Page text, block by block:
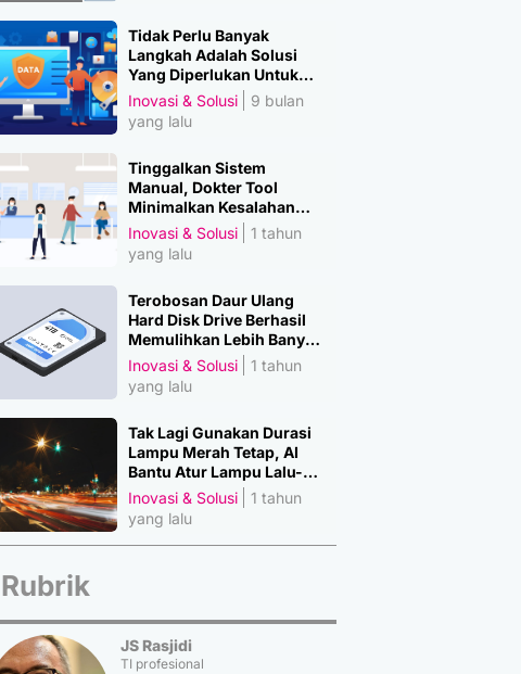
Tidak Perlu Banyak
Langkah Adalah Solusi
Yang Diperlukan Untuk
Amankan Data
Inovasi & Solusi
9 bulan
yang lalu
Tinggalkan Sistem
Manual, Dokter Tool
Minimalkan Kesalahan
Manusia
Inovasi & Solusi
1 tahun
yang lalu
Terobosan Daur Ulang
Hard Disk Drive Berhasil
Memulihkan Lebih Banyak
Material Penting
Inovasi & Solusi
1 tahun
yang lalu
Tak Lagi Gunakan Durasi
Lampu Merah Tetap, AI
Bantu Atur Lampu Lalu-
Lintas
Inovasi & Solusi
1 tahun
yang lalu
Rubrik
JS Rasjidi
TI profesional